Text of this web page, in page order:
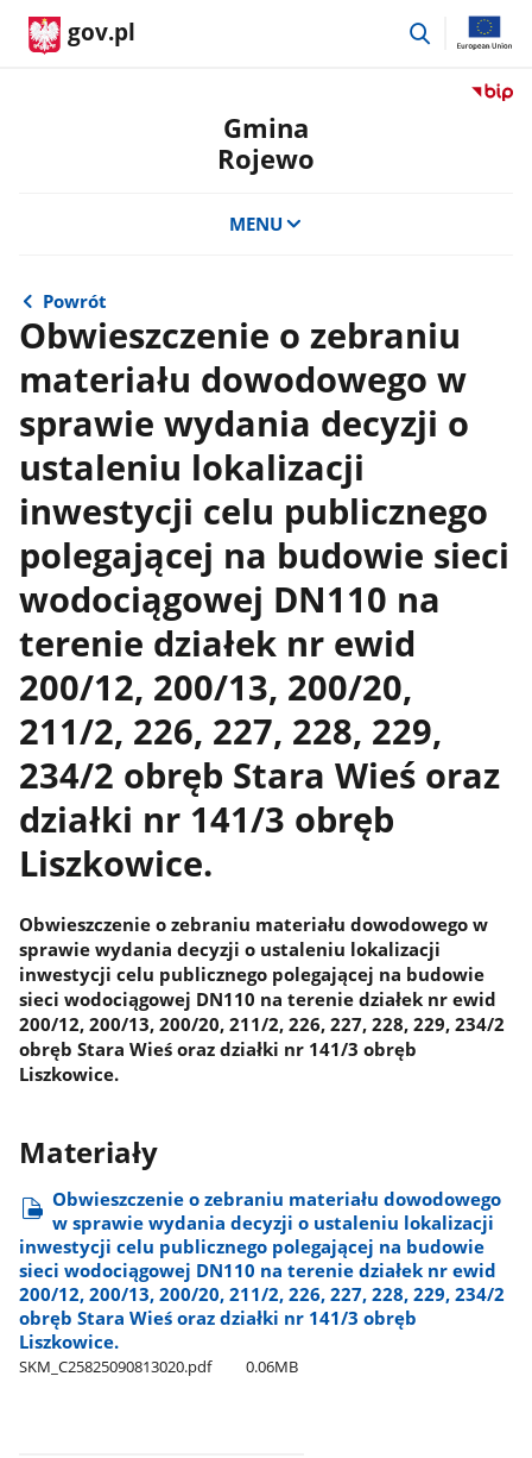
gov.pl
przejdź
Przejdź
Gmina
Rojewo
MENU
Powrót
Obwieszczenie o zebraniu
materiału dowodowego w
sprawie wydania decyzji o
ustaleniu lokalizacji
inwestycji celu publicznego
polegającej na budowie sieci
wodociągowej DN110 na
terenie działek nr ewid
200/12, 200/13, 200/20,
211/2, 226, 227, 228, 229,
234/2 obręb Stara Wieś oraz
działki nr 141/3 obręb
Liszkowice.
Obwieszczenie o zebraniu materiału dowodowego w
sprawie wydania decyzji o ustaleniu lokalizacji
inwestycji celu publicznego polegającej na budowie
sieci wodociągowej DN110 na terenie działek nr ewid
200/12, 200/13, 200/20, 211/2, 226, 227, 228, 229, 234/2
obręb Stara Wieś oraz działki nr 141/3 obręb
Liszkowice.
Materiały
Obwieszczenie o zebraniu materiału dowodowego
w sprawie wydania decyzji o ustaleniu lokalizacji
inwestycji celu publicznego polegającej na budowie
sieci wodociągowej DN110 na terenie działek nr ewid
200/12, 200/13, 200/20, 211/2, 226, 227, 228, 229, 234/2
obręb Stara Wieś oraz działki nr 141/3 obręb
Liszkowice.
SKM​_C25825090813020.pdf 0.06MB